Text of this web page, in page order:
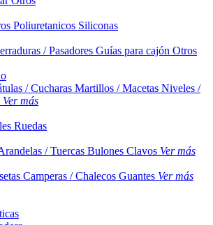
Poliuretanicos Siliconas
/ Pasadores Guías para cajón Otros
/ Cucharas Martillos / Macetas Niveles /
Ver más
Ruedas
/ Tuercas Bulones Clavos Ver más
Camperas / Chalecos Guantes Ver más